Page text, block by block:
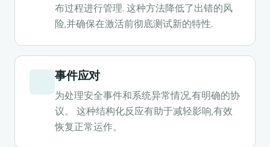
布过程进行管理. 这种方法降低了出错的风
险,并确保在激活前彻底测试新的特性.
事件应对
为处理安全事件和系统异常情况,有明确的协
议。 这种结构化反应有助于减轻影响,有效
恢复正常运作。